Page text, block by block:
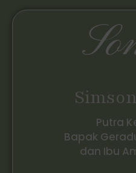
Putra
Bapak
dan Ibu